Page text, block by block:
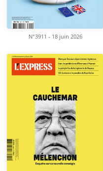
N°3911 - 18 juin 2026